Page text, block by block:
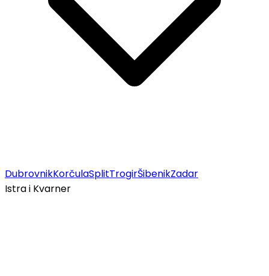
DubrovnikKorčulaSplitTrogirŠibenikZadar
Istra i Kvarner